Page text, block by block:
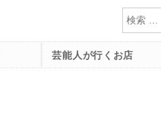
検索
芸能人が行くお店